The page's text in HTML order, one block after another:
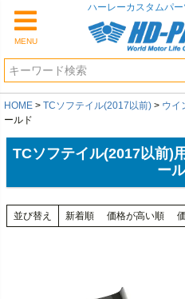
MENU
HOME TCソフテイル(2017以前) ウイ
ールド
TCソフテイル(2017以前)
ー
並び替え 新着順 価格が高い順